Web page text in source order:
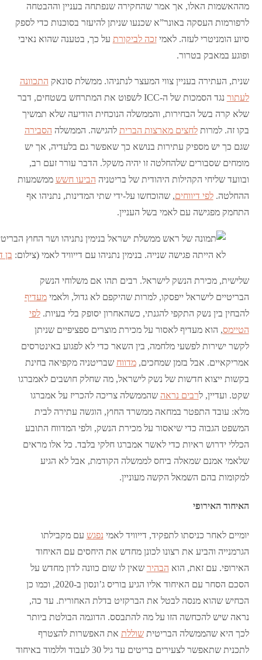
מההאשמות האלו, אך אמר שהחקירה שנפתחה בעניין וההבטחה
לרפורמות העסקה באונר”א שכנעו שניתן להיעזר בסוכנות כדי לספק
סיוע הומניטרי לעזה. לאמיזכה לביקורת על כך, בטענה שהוא נאיבי
ופוגע במאבק בטרור.
שנית, העתירה בעניין צווי המעצר לנתניהו. ממשלת סונאק התכוונה
לעתור
נגד הסמכות של ה-ICC לשפוט את המתרחש בשטחים, דבר
שלא קרה בשל הבחירות, והממשלה הנוכחית הודיעה שלא תמשיך
בקו זה. למרותלחצים מארצות הברית להגישה. הממשלה הסבירה
שגם כך יש מספיק עתירות בנושא כך שאפשר גם בלעדיה, אך יש
מומחים שסבורים שלהחלטה זו יהיה משקל. הדבר עורר זעם רב,
ובוועד שליחי הקהילות היהודית של בריטניה הביעו חשש ממשמעות
ההחלטה.לפי דיווחים, שהוכחשו על-ידי שתי המדינות, נתניהו אף
התחמק מפגישה עם לאמי בשל העניין.
לא הייתה פגישה שנייה. בנימין נתניהו עם דייוויד לאמי (צילום: בן
שלישית, מכירת הנשק לישראל. רבים תהו אם משלוחי הנשק
הבריטיים לישראל ייפסקו, למרות שהיקפם לא גדול, ולאמימעדיף
להבחין בין נשק התקפי להגנתי, כשהאחרון יסופק בלי בעיות.לפי
הטיימס, הוא מעדיף לאסור על מכירת מוצרים ספציפיים שניתן
לקשר ישירות לפשעי מלחמה, בין השאר כדי לא לפגוע באינטרסים
אמריקאיים. אבל בזמן שמחכים,מדווח שבריטניה מקפיאה בחינת
בקשות ייצוא חדשות של נשק לישראל, מה שחלק חושבים לאמברגו
שקט. ועדיין, לרבים נראה שהממשלה צריכה להכריז על אמברגו
מלא: עובד התפטר במחאה ממשרד החוץ, הוגשה עתירה לבית
המשפט הגבוה כדי שיאסור על מכירת הנשק, ולפי המדווח התובע
הכללי ידרוש ראיות כדי לאשר אמברגו חלקי בלבד. כל אלו מראים
שלאמי אמנם שמאלה ביחס לממשלה הקודמת, אבל לא הגיע
למקומות בהם השמאל הקשה מעוניין.
האיחוד האירופי
יומיים לאחר כניסתו לתפקיד, דייוויד לאמי נפגש עם מקבילתו
הגרמנייה והביע את רצונו לכונן מחדש את היחסים עם האיחוד
האירופי. עם זאת, הוא הבהיר שאין לו שום כוונה לדון מחדש על
הסכם הסחר עם האיחוד אליו הגיע בוריס ג’ונסון ב-2020, וכמו כן
הכחיש שהוא מנסה לבטל את הברקזיט בדלת האחורית. עד כה,
נראה שיש להכחשה הזו על מה להתבסס. הדוגמה הבולטת ביותר
לכך היא שהממשלה הבריטיתשוללת את האפשרות להצטרף
לתכנית שתאפשר לצעירים בריטים עד גיל 30 לעבוד וללמוד באיחוד